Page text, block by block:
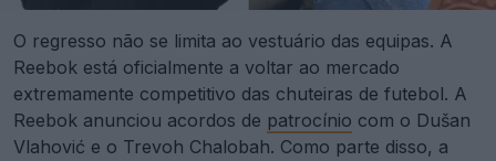
O regresso não se limita ao vestuário das equipas. A
Reebok está oficialmente a voltar ao mercado
extremamente competitivo das chuteiras de futebol. A
Reebok anunciou acordos de patrocínio com o Dušan
Vlahović e o Trevoh Chalobah. Como parte disso, a